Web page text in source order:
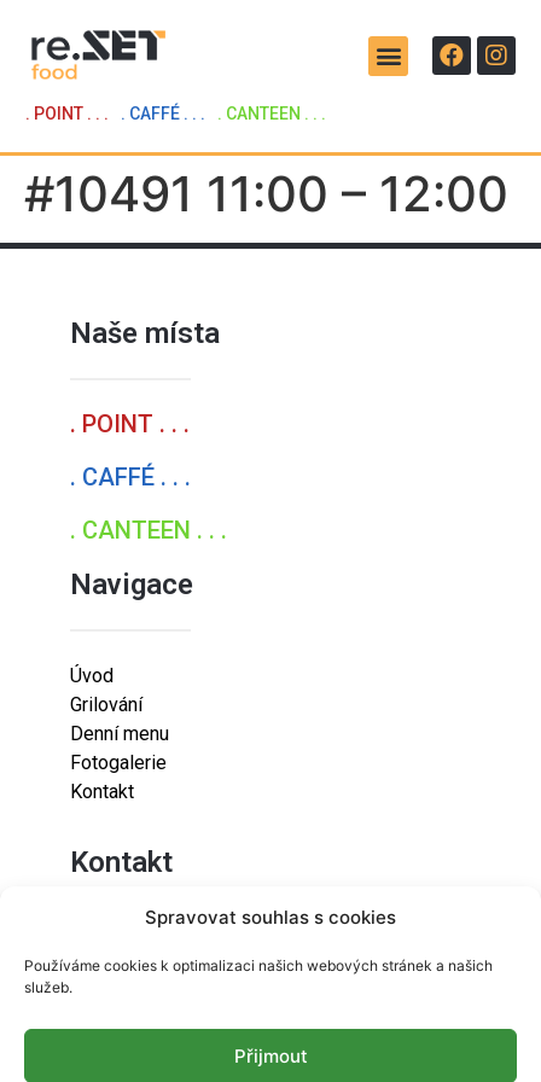
Spravovat souhlas s cookies
Používáme cookies k optimalizaci našich webových stránek a našich
služeb.
Přijmout
. POINT . . . . CAFFÉ . . . . CANTEEN . . .
#10491 11:00 – 12:00
Naše místa
. POINT . . .
. CAFFÉ . . .
. CANTEEN . . .
Navigace
Úvod
Grilování
Denní menu
Fotogalerie
Kontakt
Kontakt
Lazaretní 925/9